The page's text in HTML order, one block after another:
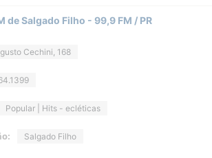
de Salgado Filho - 99,9 FM / PR
Cechini, 168
Popular | Hits - ecléticas
Salgado Filho